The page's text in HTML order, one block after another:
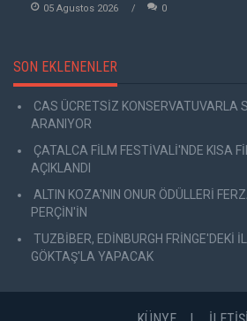
05 Agustos 2026 0
SON EKLENENLER
CAS ÜCRETSİZ KONSERVATUVARLA
ARANIYOR
ÇATALCA FİLM FESTİVALİ'NDE KISA
AÇIKLANDI
ALTIN KOZA'NIN ONUR ÖDÜLLERİ
PERÇİN'İN
TUZBİBER, EDİNBURGH FRİNGE'DEKİ
GÖKTAŞ'LA YAPACAK